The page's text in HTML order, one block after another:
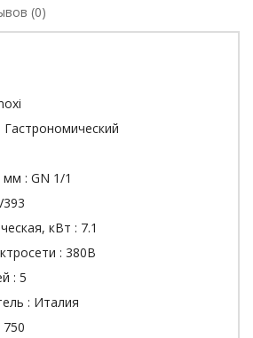
(0)
Гастрономический
мм : GN 1/1
кВт : 7.1
: 380В
: 5
: Италия
750